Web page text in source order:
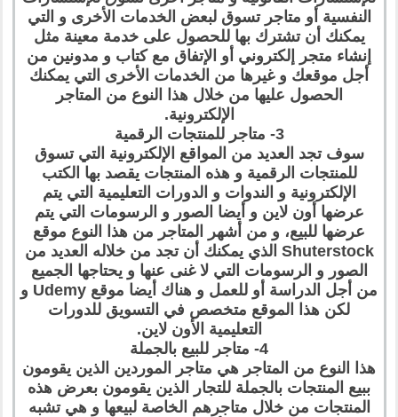
النفسية أو متاجر تسوق لبعض الخدمات الأخرى و التي
يمكنك أن تشترك بها للحصول على خدمة معينة مثل
إنشاء متجر إلكتروني أو الإتفاق مع كتاب و مدونين من
أجل موقعك و غيرها من الخدمات الأخرى التي يمكنك
الحصول عليها من خلال هذا النوع من المتاجر
الإلكترونية.
3- متاجر للمنتجات الرقمية
سوف تجد العديد من المواقع الإلكترونية التي تسوق
للمنتجات الرقمية و هذه المنتجات يقصد بها الكتب
الإلكترونية و الندوات و الدورات التعليمية التي يتم
عرضها أون لاين و أيضا الصور و الرسومات التي يتم
عرضها للبيع، و من أشهر المتاجر من هذا النوع موقع
Shuterstock الذي يمكنك أن تجد من خلاله العديد من
الصور و الرسومات التي لا غنى عنها و يحتاجها الجميع
من أجل الدراسة أو للعمل و هناك أيضا موقع Udemy و
لكن هذا الموقع متخصص في التسويق للدورات
التعليمية الأون لاين.
4- متاجر للبيع بالجملة
هذا النوع من المتاجر هي متاجر الموردين الذين يقومون
ببيع المنتجات بالجملة للتجار الذين يقومون بعرض هذه
المنتجات من خلال متاجرهم الخاصة لبيعها و هي تشبه